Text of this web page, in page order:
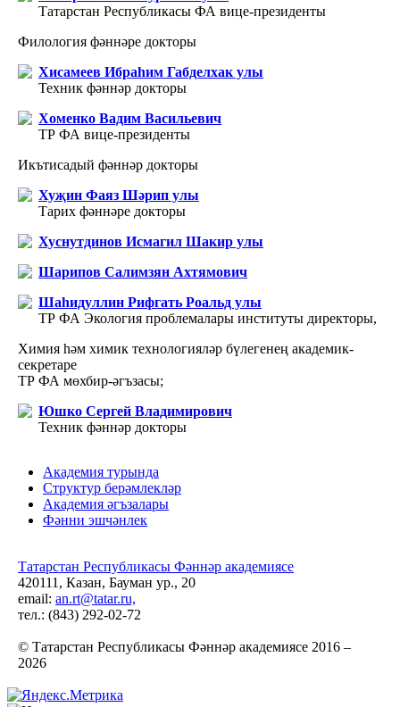
Татарстан Республикасы ФА вице-президенты
Филология фәннәре докторы
Хисамеев Ибраһим Габделхак улы
Техник фәннәр докторы
Хоменко Вадим Васильевич
ТР ФА вице-президенты
Икътисадый фәннәр докторы
Хуҗин Фаяз Шәрип улы
Тарих фәннәре докторы
Хуснутдинов Исмагил Шакир улы
Шарипов Салимзян Ахтямович
Шаһидуллин Рифгать Роальд улы
ТР ФА Экология проблемалары институты директоры,
Химия һәм химик технологияләр бүлегенең академик-
секретаре
ТР ФА мөхбир-әгъзасы;
Юшко Сергей Владимирович
Техник фәннәр докторы
Академия турында
Структур берәмлекләр
Академия әгъзалары
Фәнни эшчәнлек
Татарстан Республикасы Фәннәр академиясе
420111, Казан, Бауман ур., 20
email: an.rt@tatar.ru,
тел.: (843) 292-02-72
© Татарстан Республикасы Фәннәр академиясе 2016 –
2026